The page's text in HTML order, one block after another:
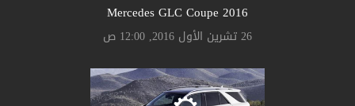
Mercedes GLC Coupe 2016
26 تشرين الأول 2016, 12:00 ص